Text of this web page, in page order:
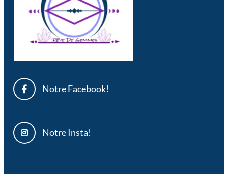
Notre Facebook!
Notre Insta!